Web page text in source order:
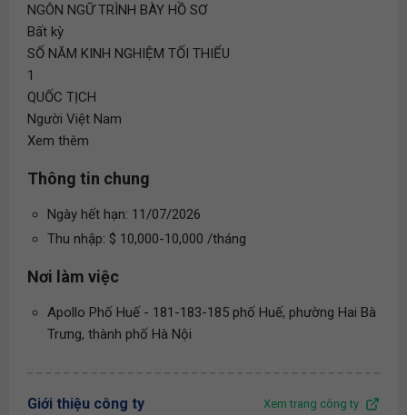
NGÔN NGỮ TRÌNH BÀY HỒ SƠ
Bất kỳ
SỐ NĂM KINH NGHIỆM TỐI THIỂU
1
QUỐC TỊCH
Người Việt Nam
Xem thêm
Thông tin chung
Ngày hết hạn: 11/07/2026
Thu nhập: $ 10,000-10,000 /tháng
Nơi làm việc
Apollo Phố Huế - 181-183-185 phố Huế, phường Hai Bà
Trưng, thành phố Hà Nội
Giới thiệu công ty Xem trang công ty